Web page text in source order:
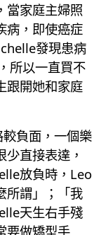
當家庭主婦照
病，即使癌症
發現患病
所以一直買不
跟開她和家庭
負面，一個樂
直接表達，
放負時，Leo
所謂」；「我
天生右手殘
要做矯型手